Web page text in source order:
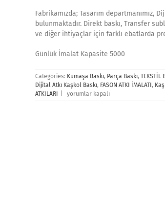
Fabrikamızda; Tasarım departmanımız,
bulunmaktadır. Direkt baskı, Transfer
ve diğer ihtiyaçlar için farklı ebatlarda
Günlük İmalat Kapasite 5000
Categories: Kumaşa Baskı, Parça Baskı, TEKSTİL
Dijital Atkı Kaşkol Baskı, FASON ATKI İMALATI,
ATKILARI
ATKI
Baskı
yorumlar kapalı